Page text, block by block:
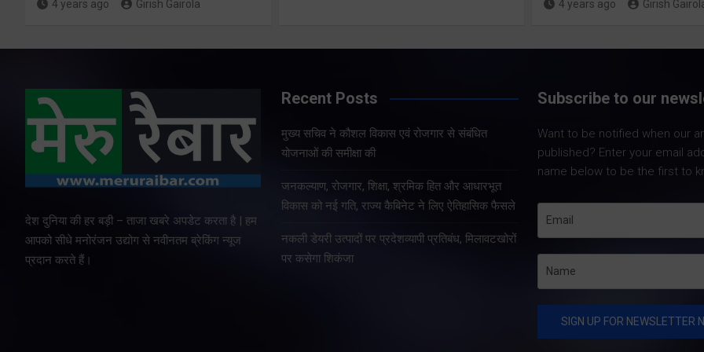
4 years ago Girish Gairola 4 years ago Girish
देश दुनिया की हर बड़ी – ताजा खबरे अपडेट करता है | हम
आपको सीधे मनोरंजन उद्योग से नवीनतम ब्रेकिंग न्यूज
प्रदान करते हैं।
Recent Posts
मुख्य सचिव ने कौशल विकास एवं रोजगार से संबंधित
योजनाओं की समीक्षा की
जनकल्याण, रोजगार, शिक्षा, श्रमिक हित और आधारभूत
विकास को नई गति, राज्य कैबिनेट ने लिए ऐतिहासिक फैसले
नकली डेयरी उत्पादों पर प्रदेशव्यापी प्रतिबंध, मिलावटखोरों
पर कसेगा शिकंजा
Subscribe to our
Want to be notified when our
published? Enter your email
name below to be the first to
Share Now
Share Nowदेहरादून।
मुख्यमंत्री पुष्कर सिंह धामी के
प्रभावी व्यवस्थाओं के कारण
उत्तराखंड में कांवड़ यात्रा पूरी
तरह व्यवस्थित, सुरक्षित और
Share Now
Share
में शुक्रवार को
कौशल विकास एवं
संबंधित योजनाओं की